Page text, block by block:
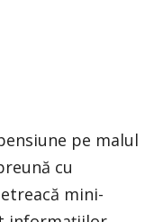
pe malul
cu
mini-